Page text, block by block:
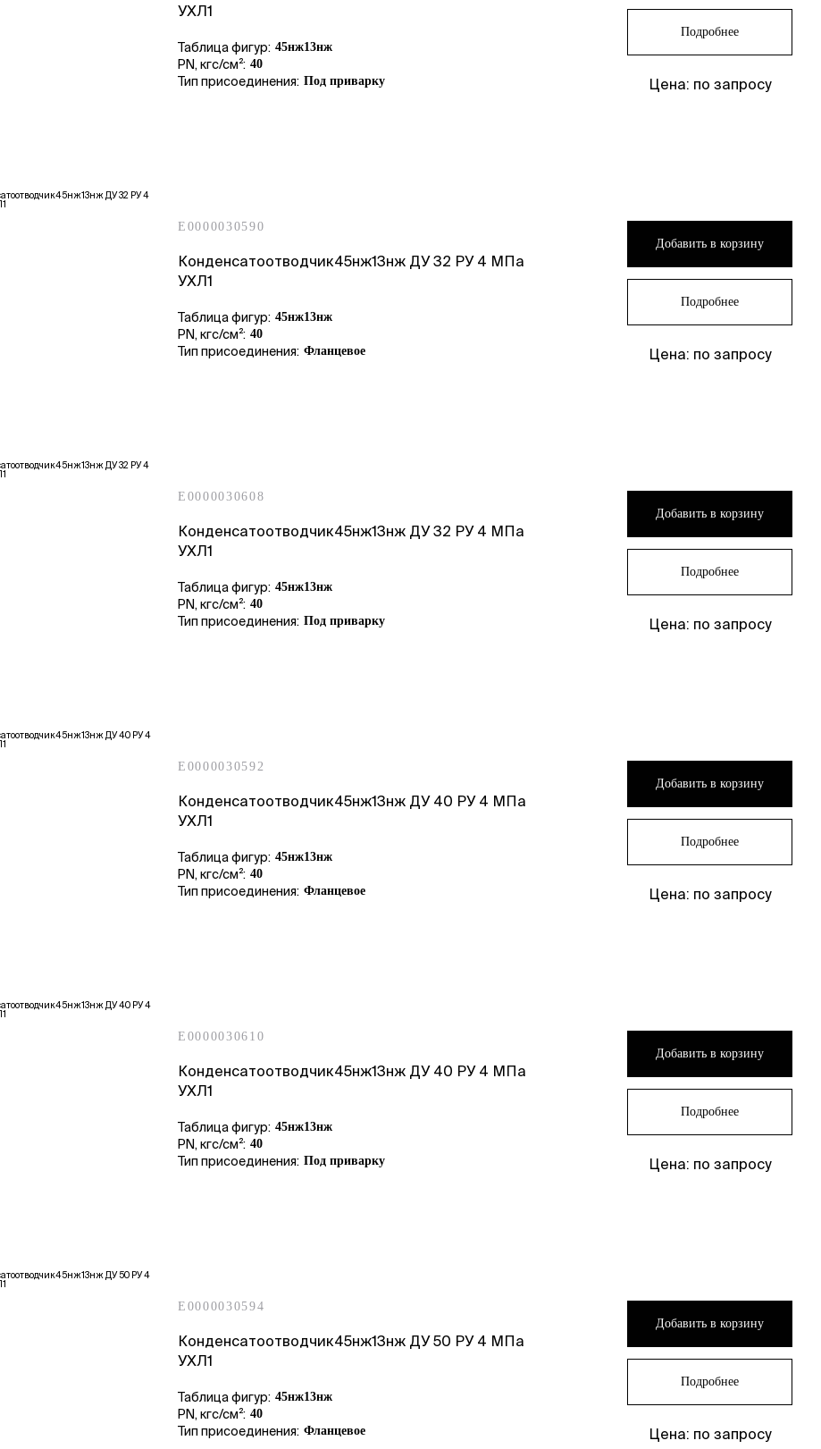
УХЛ1
Таблица фигур: 45нж13нж
PN, кгс/см²: 40
Тип присоединения: Под приварку
Подробнее
Цена: по запросу
E0000030590
Конденсатоотводчик45нж13нж ДУ 32 РУ 4 МПа
УХЛ1
Таблица фигур: 45нж13нж
PN, кгс/см²: 40
Тип присоединения: Фланцевое
Добавить в корзину
Подробнее
Цена: по запросу
E0000030608
Конденсатоотводчик45нж13нж ДУ 32 РУ 4 МПа
УХЛ1
Таблица фигур: 45нж13нж
PN, кгс/см²: 40
Тип присоединения: Под приварку
Добавить в корзину
Подробнее
Цена: по запросу
E0000030592
Конденсатоотводчик45нж13нж ДУ 40 РУ 4 МПа
УХЛ1
Таблица фигур: 45нж13нж
PN, кгс/см²: 40
Тип присоединения: Фланцевое
Добавить в корзину
Подробнее
Цена: по запросу
E0000030610
Конденсатоотводчик45нж13нж ДУ 40 РУ 4 МПа
УХЛ1
Таблица фигур: 45нж13нж
PN, кгс/см²: 40
Тип присоединения: Под приварку
Добавить в корзину
Подробнее
Цена: по запросу
E0000030594
Конденсатоотводчик45нж13нж ДУ 50 РУ 4 МПа
УХЛ1
Таблица фигур: 45нж13нж
PN, кгс/см²: 40
Тип присоединения: Фланцевое
Добавить в корзину
Подробнее
Цена: по запросу